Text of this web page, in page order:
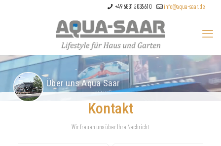
+49 6831 5035610 info@aqua-saar.de
Über uns Aqua Saar
Kontakt
Wir freuen uns über Ihre Nachricht